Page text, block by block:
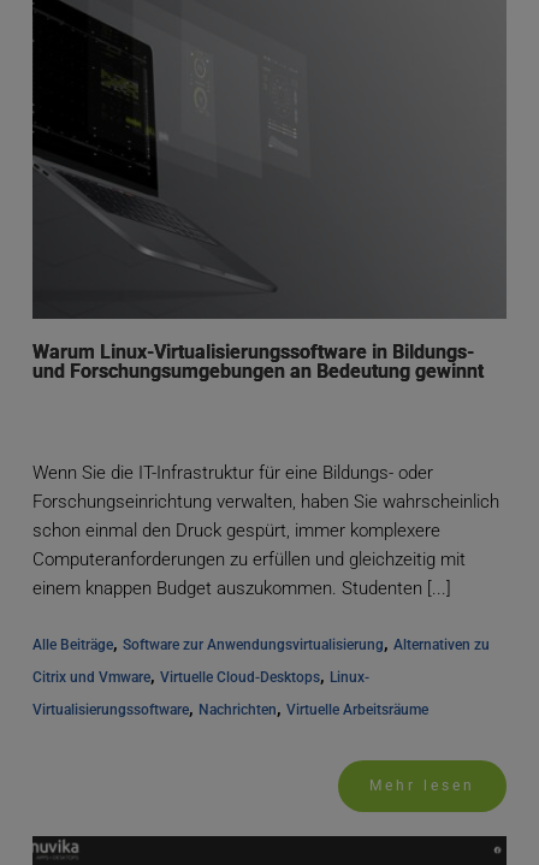
Warum Linux-Virtualisierungssoftware in Bildungs-
und Forschungsumgebungen an Bedeutung gewinnt
Wenn Sie die IT-Infrastruktur für eine Bildungs- oder
Forschungseinrichtung verwalten, haben Sie wahrscheinlich
schon einmal den Druck gespürt, immer komplexere
Computeranforderungen zu erfüllen und gleichzeitig mit
einem knappen Budget auszukommen. Studenten [...]
Alle Beiträge, Software zur Anwendungsvirtualisierung, Alternativen zu
Citrix und Vmware, Virtuelle Cloud-Desktops, Linux-
Virtualisierungssoftware, Nachrichten, Virtuelle Arbeitsräume
Mehr lesen